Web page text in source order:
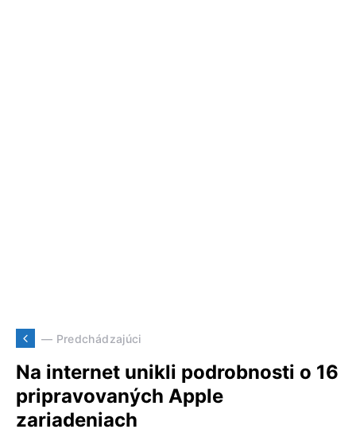
— Predchádzajúci
Na internet unikli podrobnosti o 16
pripravovaných Apple
zariadeniach